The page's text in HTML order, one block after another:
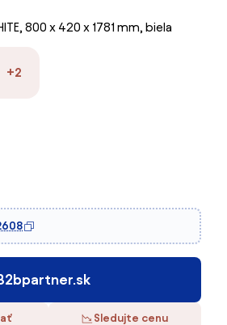
800 x 420 x 1781 mm, biela
+2
Sledujte cenu